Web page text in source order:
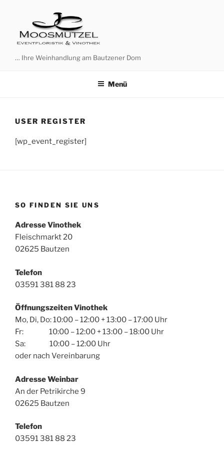
springen
… Ihre Weinhandlung am Bautzener Dom
Menü
USER REGISTER
[wp_event_register]
SO FINDEN SIE UNS
Adresse Vinothek
Fleischmarkt 20
02625 Bautzen
Telefon
03591 381 88 23
Öffnungszeiten Vinothek
Mo, Di, Do: 10:00 – 12:00 + 13:00 – 17:00 Uhr
Fr: 10:00 – 12:00 + 13:00 – 18:00 Uhr
Sa: 10:00 – 12:00 Uhr
oder nach Vereinbarung
Adresse Weinbar
An der Petrikirche 9
02625 Bautzen
Telefon
03591 381 88 23